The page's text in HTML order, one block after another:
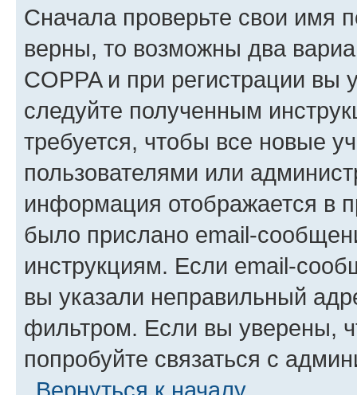
Сначала проверьте свои имя
верны, то возможны два
COPPA и при регистрации вы
следуйте полученным
требуется, чтобы все новые
пользователями или
информация отображается в
было прислано email-
инструкциям. Если email-
вы указали неправильный
фильтром. Если вы уверены,
попробуйте связаться с
Вернуться к началу